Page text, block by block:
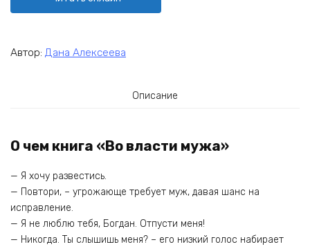
Автор: Дана Алексеева
Описание
О чем книга «Во власти мужа»
— Я хочу развестись.
— Повтори, – угрожающе требует муж, давая шанс на
исправление.
— Я не люблю тебя, Богдан. Отпусти меня!
— Никогда. Ты слышишь меня? – его низкий голос набирает